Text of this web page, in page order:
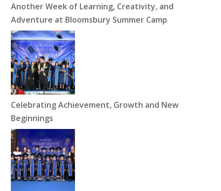
Another Week of Learning, Creativity, and
Adventure at Bloomsbury Summer Camp
Celebrating Achievement, Growth and New
Beginnings